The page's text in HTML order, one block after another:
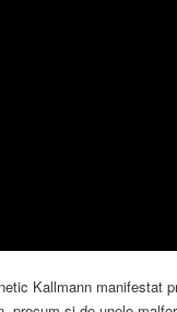
Kallmann manifestat